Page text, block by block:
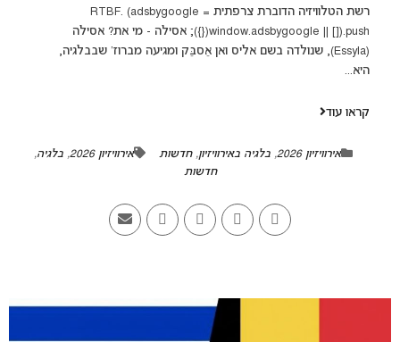
רשת הטלוויזיה הדוברת צרפתית RTBF. (adsbygoogle =
window.adsbygoogle || []).push({}); אסילה - מי את? אסילה
(Essyla), שנולדה בשם אליס ואן אֵסבֵּק ומגיעה מברוז' שבבלגיה,
היא...
קראו עוד
אירוויזיון 2026 ,בלגיה באירוויזיון,חדשות אירוויזיון 2026 ,בלגיה,
חדשות